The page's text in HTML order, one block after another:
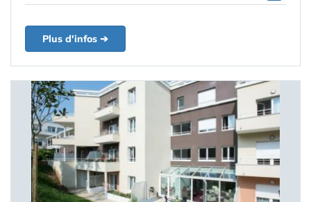
Plus d'infos ➔